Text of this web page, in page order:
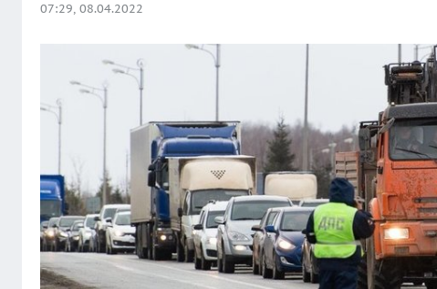
07:29, 08.04.2022